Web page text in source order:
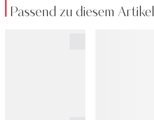
Passend zu diesem Artikel